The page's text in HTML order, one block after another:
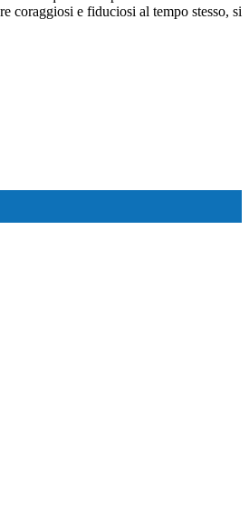
coraggiosi e fiduciosi al tempo stesso, si